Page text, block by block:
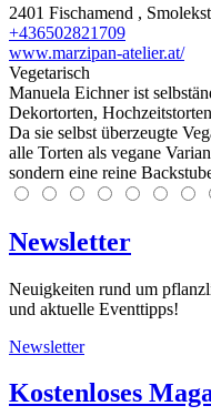
2401 Fischamend ,
+436502821709
www.marzipan-atelier.at/
Vegetarisch
Manuela Eichner ist
Dekortorten,
Da sie selbst überzeugte
alle Torten als vegane
sondern eine reine
Newsletter
Neuigkeiten rund um
und aktuelle Eventtipps!
Newsletter
Kostenloses